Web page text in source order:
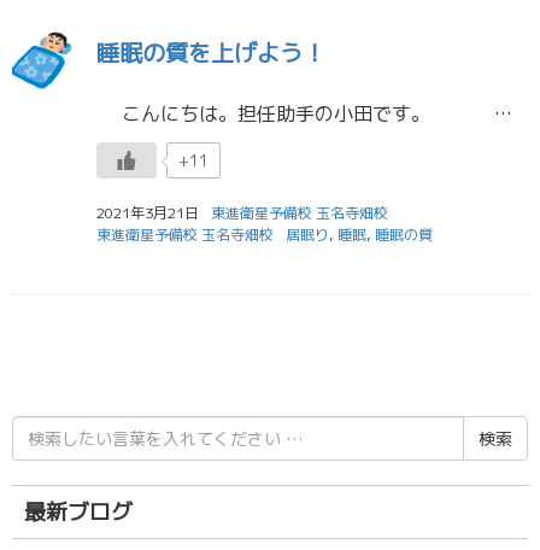
睡眠の質を上げよう！
こんにちは。担任助手の小田です。 今日は、国公立後期の合格発表でしたね。後期まで粘り強く頑張った皆さん、本当にお疲れ様でした。結果はどうであれ、目標や夢に向かって、努力し続ける […]
+11
2021年3月21日
東進衛星予備校 玉名寺畑校
東進衛星予備校 玉名寺畑校
居眠り, 睡眠, 睡眠の質
検
索
結
果:
最新ブログ